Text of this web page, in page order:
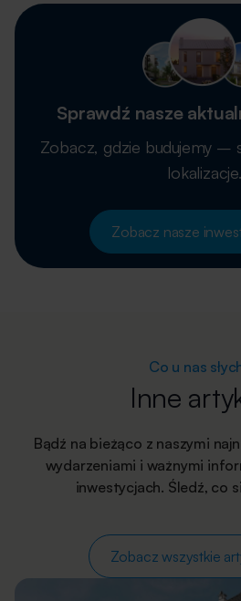
Sprawdź nasze
Zobacz, gdzie budujemy –
lokalizacje.
Zobacz nasze
Co u nas
Inne
Bądź na bieżąco z naszymi
wydarzeniami i ważnymi
inwestycjach. Śledź, co
Zobacz wszystkie